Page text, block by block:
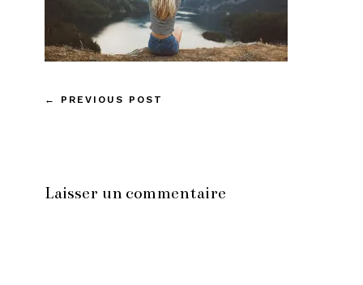
← PREVIOUS POST
Laisser un commentaire